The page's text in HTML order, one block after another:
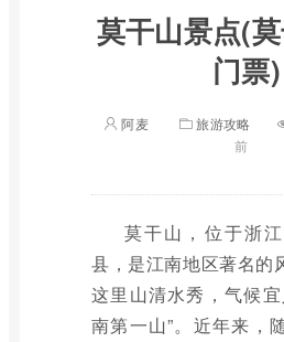
莫干山景点(
门票)
阿麦 旅游攻略
前
莫干山，位于浙
县，是江南地区著名的
这里山清水秀，气候
南第一山”。近年来，